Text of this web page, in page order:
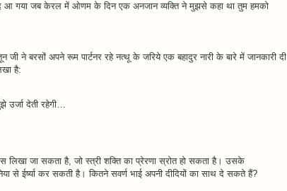
आ गया जब केरल में ओणम के दिन एक अनजान व्यक्ति ने मुझसे कहा था तुम हमको
जी ने बरसों अपने रूम पार्टनर रहे नत्थू के जरिये एक बहादुर नारी के बारे में जानकारी दी
है:
उर्जा देती रहेगी…
लिखा जा सकता है, जो स्त्री शक्ति का प्रेरणा स्रोत हो सकता है। उसके
से ईर्ष्या कर सकती है। कितने सवर्ण भाई अपनी दीदियों का साथ दे सकते हैं?